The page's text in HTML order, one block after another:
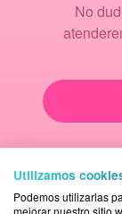
No
Utilizamos
Podemos utilizarlas
mejorar nuestro sitio